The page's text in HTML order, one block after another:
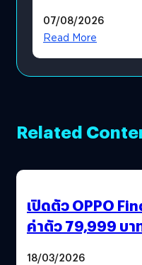
โดยตรง
07/08/2026
Read More
Related
เปิดตัว OPPO
ค่าตัว 79,999 บา
18/03/2026